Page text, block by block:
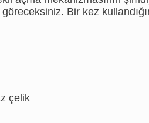
Bir kez
çelik